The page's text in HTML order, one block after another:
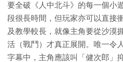
要全破《人中北斗》的每一個小
段很長時間，但玩家亦可以直接
及教學較長，就像主角要從沙漠
活（戰鬥）才真正展開。唯一令
字幕中，主角應該叫「健次郎」